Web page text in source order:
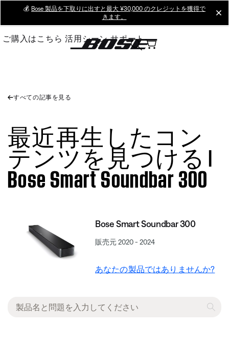
Main
💰 Bose 製品を下取りに出すと最大 ¥30,000 のクレジットを獲得で
きます。
ご購入はこちら 活用シーン サポート
すべての記事を見る
最近再生したコン
テンツを見つける |
Bose Smart Soundbar 300
Bose Smart Soundbar 300
販売元 2020 - 2024
あなたの製品ではありませんか?